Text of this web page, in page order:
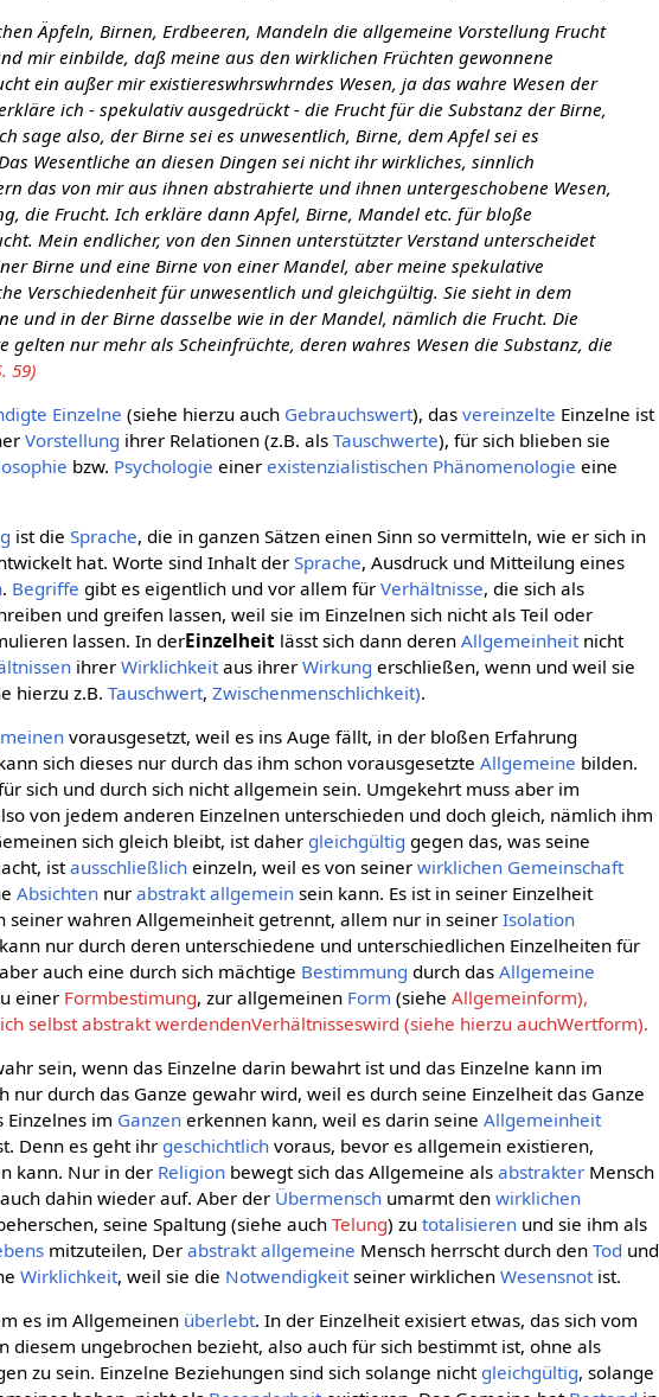
Äpfeln, Birnen, Erdbeeren, Mandeln die allgemeine Vorstellung Frucht
mir einbilde, daß meine aus den wirklichen Früchten gewonnene
ein außer mir existiereswhrswhrndes Wesen, ja das wahre Wesen der
ich - spekulativ ausgedrückt - die Frucht für die Substanz der Birne,
sage also, der Birne sei es unwesentlich, Birne, dem Apfel sei es
Wesentliche an diesen Dingen sei nicht ihr wirkliches, sinnlich
das von mir aus ihnen abstrahierte und ihnen untergeschobene Wesen,
die Frucht. Ich erkläre dann Apfel, Birne, Mandel etc. für bloße
Mein endlicher, von den Sinnen unterstützter Verstand unterscheidet
Birne und eine Birne von einer Mandel, aber meine spekulative
Verschiedenheit für unwesentlich und gleichgültig. Sie sieht in dem
und in der Birne dasselbe wie in der Mandel, nämlich die Frucht. Die
gelten nur mehr als Scheinfrüchte, deren wahres Wesen die Substanz, die
59)
Einzelne (siehe hierzu auch Gebrauchswert), dasvereinzelte Einzelne ist
Vorstellung ihrer Relationen (z.B. alsTauschwerte), für sich blieben sie
bzw. Psychologie einerexistenzialistischen Phänomenologie eine
ist dieSprache, die in ganzen Sätzen einen Sinn so vermitteln, wie er sich in
hat. Worte sind Inhalt derSprache, Ausdruck und Mitteilung eines
. Begriffe gibt es eigentlich und vor allem fürVerhältnisse, die sich als
und greifen lassen, weil sie im Einzelnen sich nicht als Teil oder
lassen. In derEinzelheit lässt sich dann derenAllgemeinheit nicht
ihrerWirklichkeit aus ihrerWirkung erschließen, wenn und weil sie
hierzu z.B.Tauschwert,Zwischenmenschlichkeit).
vorausgesetzt, weil es ins Auge fällt, in der bloßen Erfahrung
sich dieses nur durch das ihm schon vorausgesetzteAllgemeine bilden.
sich und durch sich nicht allgemein sein. Umgekehrt muss aber im
von jedem anderen Einzelnen unterschieden und doch gleich, nämlich ihm
sich gleich bleibt, ist daher gleichgültig gegen das, was seine
istausschließlich einzeln, weil es von seinerwirklichen Gemeinschaft
Absichten nurabstrakt allgemein sein kann. Es ist in seiner Einzelheit
seiner wahren Allgemeinheit getrennt, allem nur in seinerIsolation
nur durch deren unterschiedene und unterschiedlichen Einzelheiten für
auch eine durch sich mächtige Bestimmung durch dasAllgemeine
einer Formbestimung, zur allgemeinen Form (sieheAllgemeinform),
selbst abstrakt werdendenVerhältnisseswird (siehe hierzu auchWertform).
sein, wenn das Einzelne darin bewahrt ist und das Einzelne kann im
nur durch das Ganze gewahr wird, weil es durch seine Einzelheit das Ganze
im Ganzen erkennen kann, weil es darin seineAllgemeinheit
Denn es geht ihr geschichtlich voraus, bevor es allgemein existieren,
kann. Nur in der Religion bewegt sich das Allgemeine alsabstrakter Mensch
dahin wieder auf. Aber der Übermensch umarmt denwirklichen
seine Spaltung (siehe auchTelung) zutotalisieren und sie ihm als
mitzuteilen, Derabstrakt allgemeine Mensch herrscht durch denTod und
Wirklichkeit, weil sie die Notwendigkeitseiner wirklichenWesensnotist.
es im Allgemeinen überlebt. In der Einzelheit exisiert etwas, das sich vom
diesem ungebrochen bezieht, also auch für sich bestimmt ist, ohne als
zu sein. Einzelne Beziehungen sind sich solange nichtgleichgültig, solange